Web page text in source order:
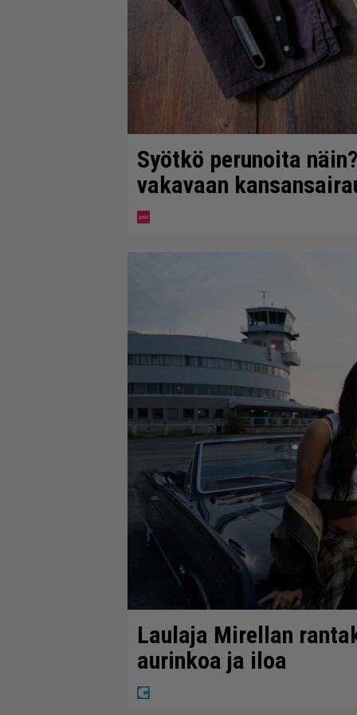
Syötkö perunoita
vakavaan
Laulaja Mirellan
aurinkoa ja iloa